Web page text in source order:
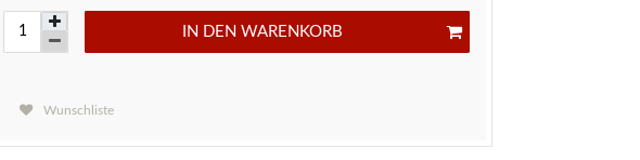
IN DEN WARENKORB
Wunschliste